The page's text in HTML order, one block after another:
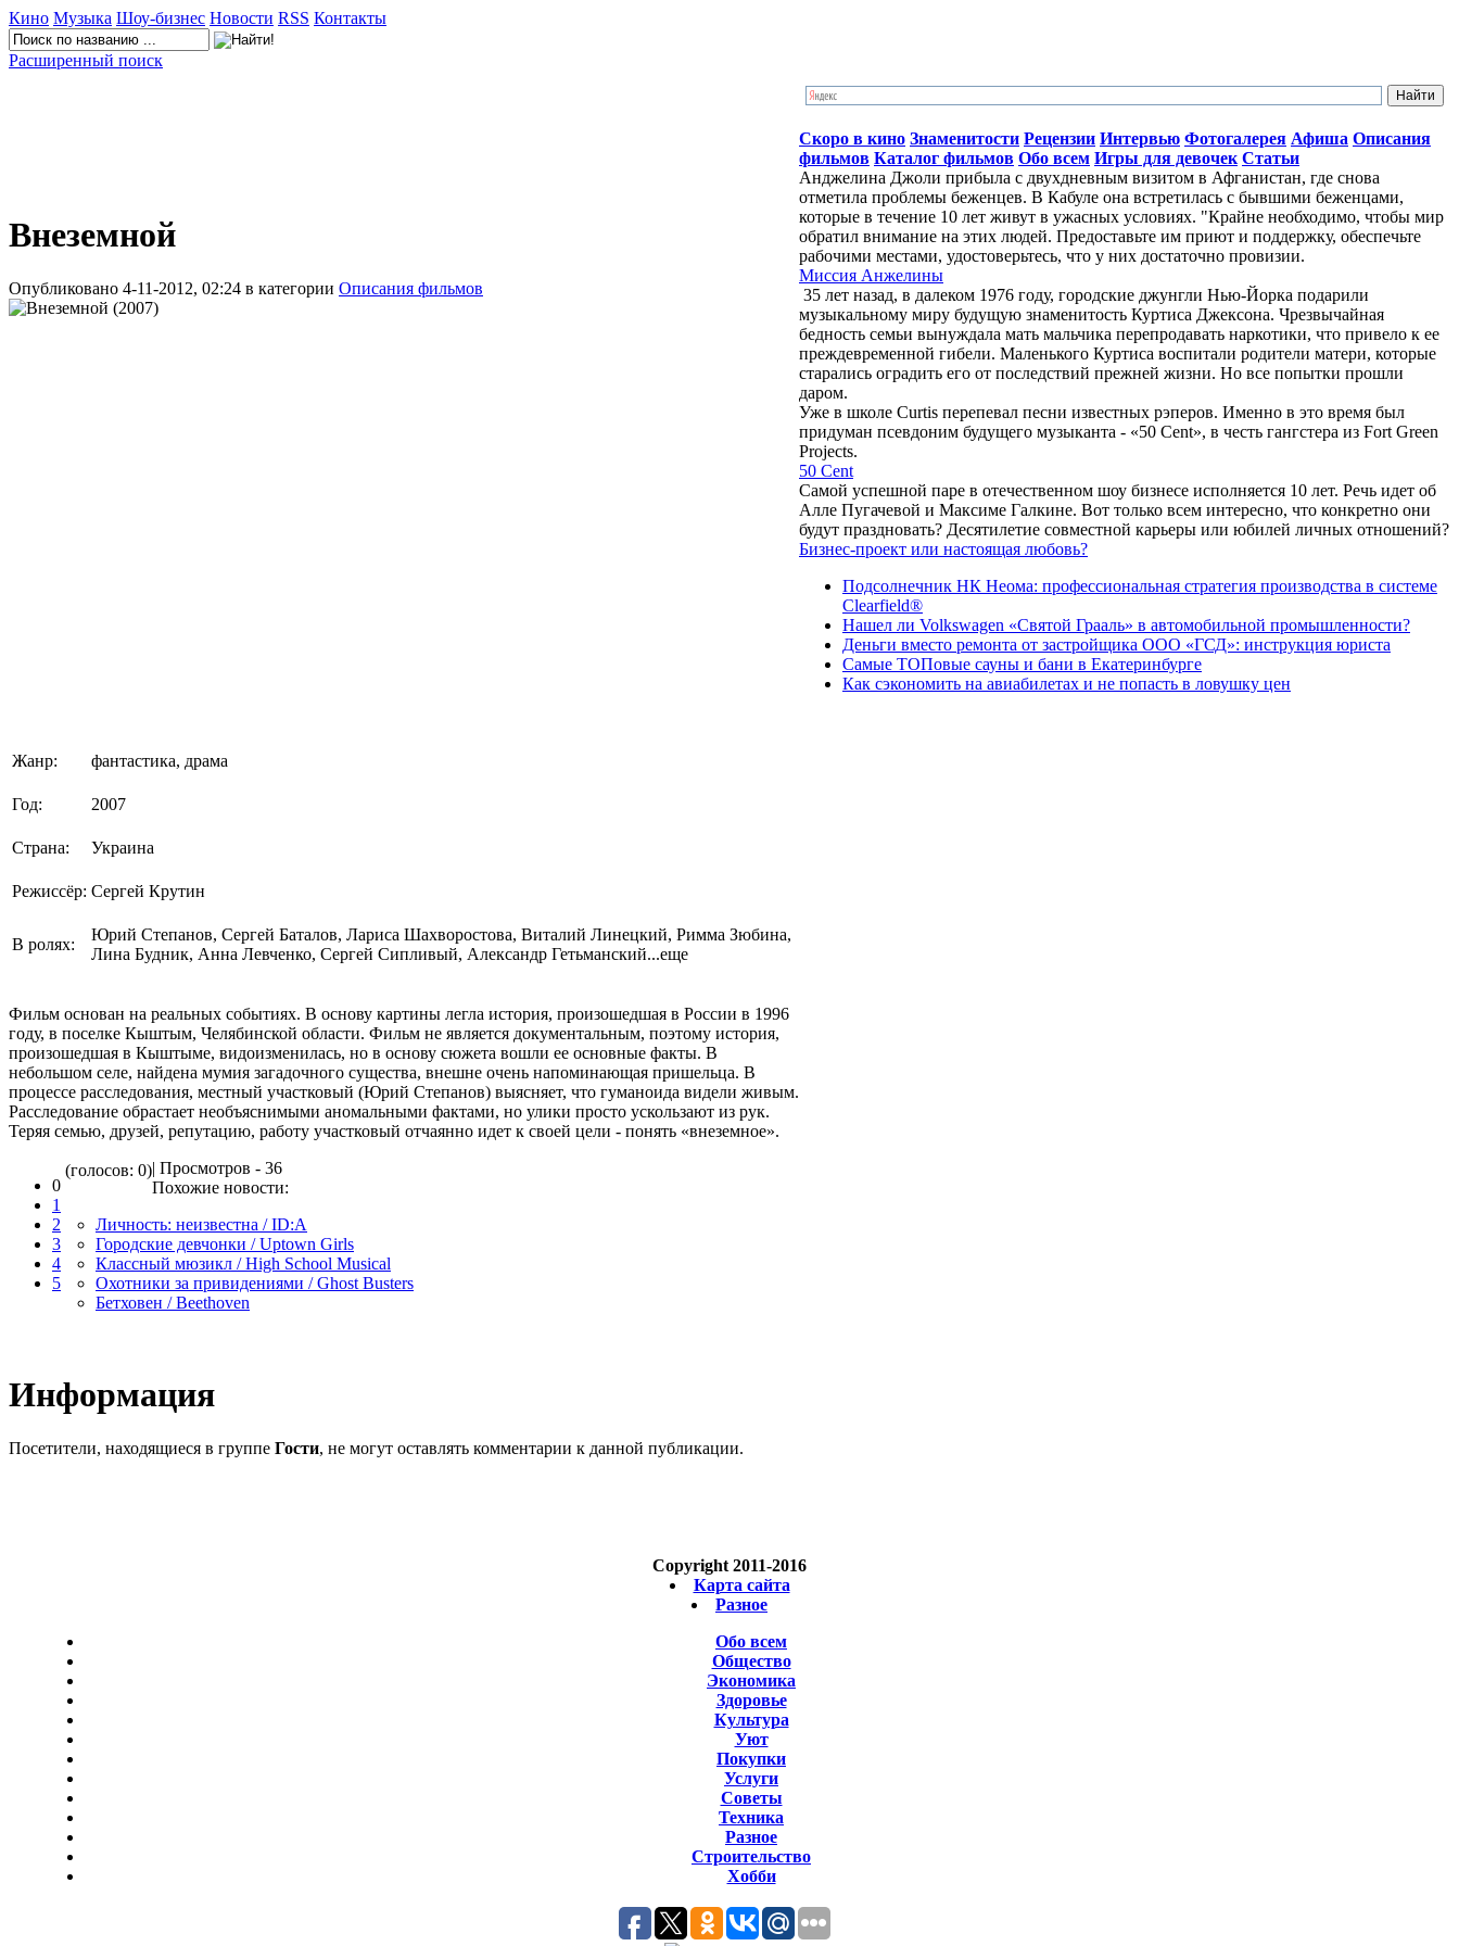
Кино Музыка Шоу-бизнес Новости RSS Контакты
Расширенный поиск
Внеземной
Опубликовано 4-11-2012, 02:24 в категории Описания фильмов
Жанр: фантастика, драма
Год: 2007
Страна: Украина
Режиссёр: Сергей Крутин
В ролях:
Юрий Степанов, Сергей Баталов, Лариса Шахворостова, Виталий Линецкий, Римма Зюбина,
Лина Будник, Анна Левченко, Сергей Сипливый, Александр Гетьманский...еще
Фильм основан на реальных событиях. В основу картины легла история, произошедшая в России в 1996
году, в поселке Кыштым, Челябинской области. Фильм не является документальным, поэтому история,
произошедшая в Кыштыме, видоизменилась, но в основу сюжета вошли ее основные факты. В
небольшом селе, найдена мумия загадочного существа, внешне очень напоминающая пришельца. В
процессе расследования, местный участковый (Юрий Степанов) выясняет, что гуманоида видели живым.
Расследование обрастает необъяснимыми аномальными фактами, но улики просто ускользают из рук.
Теряя семью, друзей, репутацию, работу участковый отчаянно идет к своей цели - понять «внеземное».
0
1
2
3
4
5
(голосов: 0)| Просмотров - 36
Похожие новости:
Личность: неизвестна / ID:A
Городские девчонки / Uptown Girls
Классный мюзикл / High School Musical
Охотники за привидениями / Ghost Busters
Бетховен / Beethoven
Информация
Посетители, находящиеся в группе Гости, не могут оставлять комментарии к данной публикации.
Скоро в кино Знаменитости Рецензии Интервью Фотогалерея Афиша Описания
фильмов Каталог фильмов Обо всем Игры для девочек Статьи
Анджелина Джоли прибыла с двухдневным визитом в Афганистан, где снова
отметила проблемы беженцев. В Кабуле она встретилась с бывшими беженцами,
которые в течение 10 лет живут в ужасных условиях. "Крайне необходимо, чтобы мир
обратил внимание на этих людей. Предоставьте им приют и поддержку, обеспечьте
рабочими местами, удостоверьтесь, что у них достаточно провизии.
Миссия Анжелины
35 лет назад, в далеком 1976 году, городские джунгли Нью-Йорка подарили
музыкальному миру будущую знаменитость Куртиса Джексона. Чрезвычайная
бедность семьи вынуждала мать мальчика перепродавать наркотики, что привело к ее
преждевременной гибели. Маленького Куртиса воспитали родители матери, которые
старались оградить его от последствий прежней жизни. Но все попытки прошли
даром.
Уже в школе Curtis перепевал песни известных рэперов. Именно в это время был
придуман псевдоним будущего музыканта - «50 Cent», в честь гангстера из Fort Green
Projects.
50 Cent
Самой успешной паре в отечественном шоу бизнесе исполняется 10 лет. Речь идет об
Алле Пугачевой и Максиме Галкине. Вот только всем интересно, что конкретно они
будут праздновать? Десятилетие совместной карьеры или юбилей личных отношений?
Бизнес-проект или настоящая любовь?
Подсолнечник НК Неома: профессиональная стратегия производства в системе
Clearfield®
Нашел ли Volkswagen «Святой Грааль» в автомобильной промышленности?
Деньги вместо ремонта от застройщика ООО «ГСД»: инструкция юриста
Самые ТОПовые сауны и бани в Екатеринбурге
Как сэкономить на авиабилетах и не попасть в ловушку цен
Copyright 2011-2016
Карта сайта
Разное
Обо всем
Общество
Экономика
Здоровье
Культура
Уют
Покупки
Услуги
Советы
Техника
Разное
Строительство
Хобби